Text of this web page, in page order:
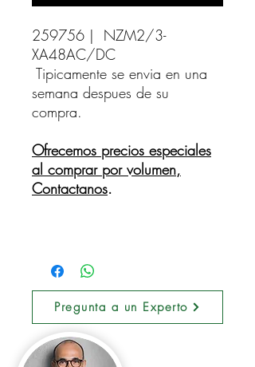
259756 |  NZM2/3-
XA48AC/DC
Tipicamente se envia en una
semana despues de su
compra.
Ofrecemos precios especiales
al comprar por volumen,
Contactanos.
Pregunta a un Experto